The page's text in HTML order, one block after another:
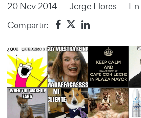
20 Nov 2014 Jorge Flores En
Compartir: